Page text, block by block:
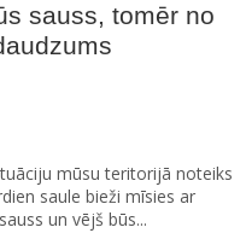
sauss, tomēr no
mūsu teritorijā noteiks
saule bieži mīsies ar
un vējš būs...